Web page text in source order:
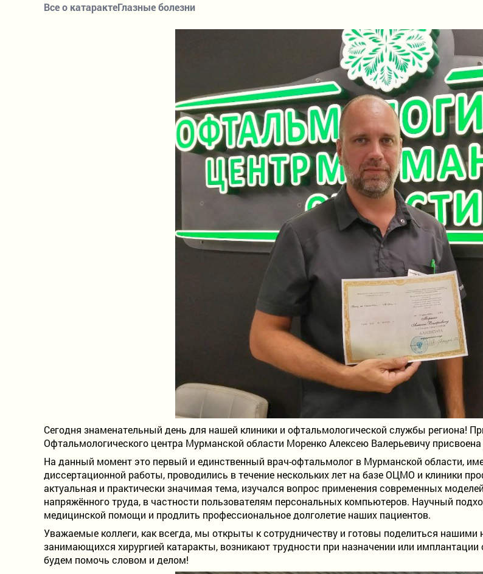
Все о катарактеГлазные болезни
Сегодня знаменательный день для нашей клиники и офтальмологической службы региона!
Офтальмологического центра Мурманской области Моренко Алексею Валерьевичу
На данный момент это первый и единственный врач-офтальмолог в Мурманской области,
диссертационной работы, проводились в течение нескольких лет на базе ОЦМО и клиники
актуальная и практически значимая тема, изучался вопрос применения современных
напряжённого труда, в частности пользователям персональных компьютеров. Научный
медицинской помощи и продлить профессиональное долголетие наших пациентов.
Уважаемые коллеги, как всегда, мы открыты к сотрудничеству и готовы поделиться
занимающихся хирургией катаракты, возникают трудности при назначении или
будем помочь словом и делом!